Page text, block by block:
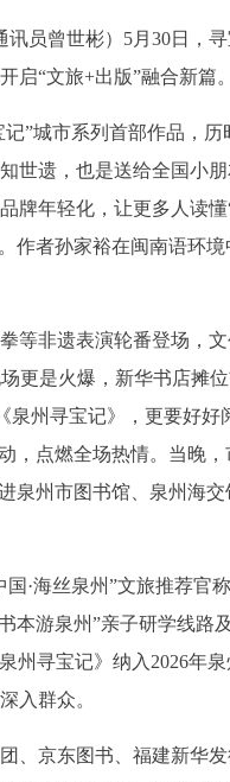
员曾世彬）5月30日，
启“文旅+出版”融合新篇。
记”城市系列首部作品，
世遗，也是送给全国小
牌年轻化，让更多人读
作者孙家裕在闽南语环
等非遗表演轮番登场，
更是火爆，新华书店摊
泉州寻宝记》，更要好
，点燃全场热情。当晚
泉州市图书馆、泉州海
·海丝泉州”文旅推荐官
本游泉州”亲子研学线路
州寻宝记》纳入2026年
入群众。
、京东图书、福建新华